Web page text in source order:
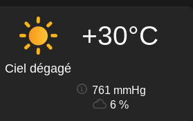
+30°C
Ciel dégagé
761 mmHg
6 %